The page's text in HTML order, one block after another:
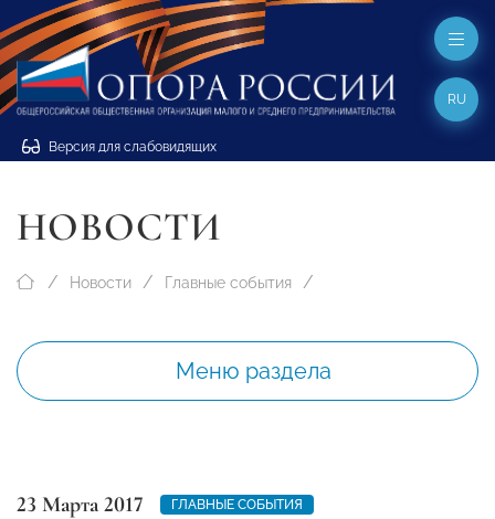
Версия для слабовидящих
RU
НОВОСТИ
Новости Главные события
Меню раздела
23 Марта 2017 ГЛАВНЫЕ СОБЫТИЯ